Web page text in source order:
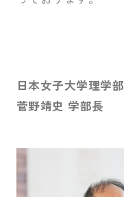
日本女子大学理学部
菅野靖史 学部長